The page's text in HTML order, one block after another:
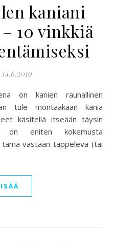
kaniani
10 vinkkiä
14.6.2019
tule montaakaan kania
käsitellä itseään täysin
on eniten kokemusta
vastaan tappeleva (tai